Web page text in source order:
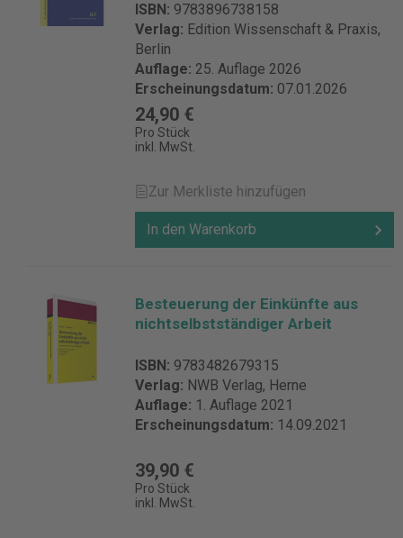
ISBN: 9783896738158
Verlag: Edition Wissenschaft & Praxis,
Berlin
Auflage: 25. Auflage 2026
Erscheinungsdatum: 07.01.2026
24,90 €
Pro Stück
inkl. MwSt.
Zur Merkliste hinzufügen
In den Warenkorb
Besteuerung der Einkünfte aus
nichtselbstständiger Arbeit
ISBN: 9783482679315
Verlag: NWB Verlag, Herne
Auflage: 1. Auflage 2021
Erscheinungsdatum: 14.09.2021
39,90 €
Pro Stück
inkl. MwSt.